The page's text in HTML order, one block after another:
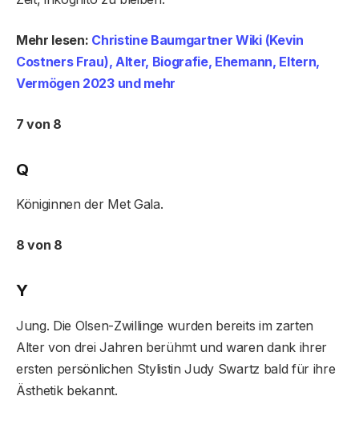
Mehr lesen: Christine Baumgartner Wiki (Kevin
Costners Frau), Alter, Biografie, Ehemann, Eltern,
Vermögen 2023 und mehr
7 von 8
Q
Königinnen der Met Gala.
8 von 8
Y
Jung. Die Olsen-Zwillinge wurden bereits im zarten
Alter von drei Jahren berühmt und waren dank ihrer
ersten persönlichen Stylistin Judy Swartz bald für ihre
Ästhetik bekannt.